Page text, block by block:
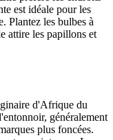
est idéale pour les
Plantez les bulbes à
attire les papillons et
d'Afrique du
généralement
plus foncées.